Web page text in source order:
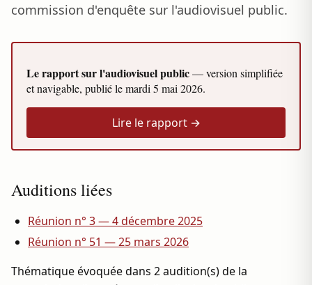
commission d'enquête sur l'audiovisuel public.
Le rapport sur l'audiovisuel public— version simplifiée
et navigable, publié lemardi 5 mai 2026.
Lire le rapport →
Auditions liées
Réunion n° 3 — 4 décembre 2025
Réunion n° 51 — 25 mars 2026
Thématique évoquée dans 2 audition(s) de la